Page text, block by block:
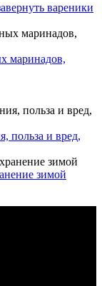
вареники
маринадов,
польза и вред,
зимой